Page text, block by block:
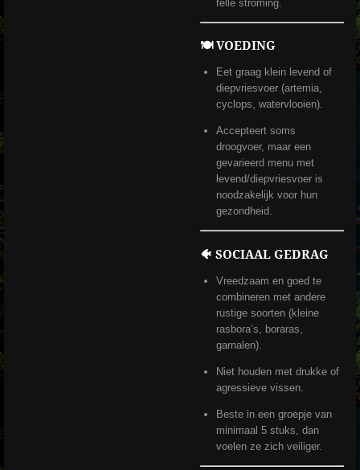
felle stroming.
🍽️ VOEDING
Eet graag klein levend of
diepvriesvoer (artemia,
cyclops, watervlooien).
Accepteert soms
droogvoer, maar een
gevarieerd menu met
levend/diepvriesvoer is
noodzakelijk voor hun
gezondheid.
🐠 SOCIAAL GEDRAG
Vreedzaam en goed te
combineren met andere
rustige soorten (kleine
rasbora’s, boraras,
garnalen).
Niet houden met drukke of
agressieve vissen.
Beste in een groepje van
minimaal 5 stuks, dan
voelen ze zich veiliger.